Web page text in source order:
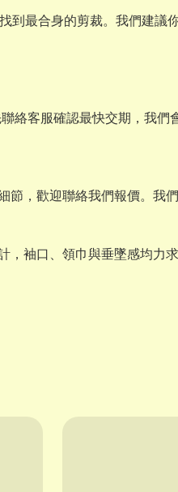
最合身的剪裁。我們建議
絡客服確認最快交期，我們
節，歡迎聯絡我們報價。我
，袖口、領巾與垂墜感均力